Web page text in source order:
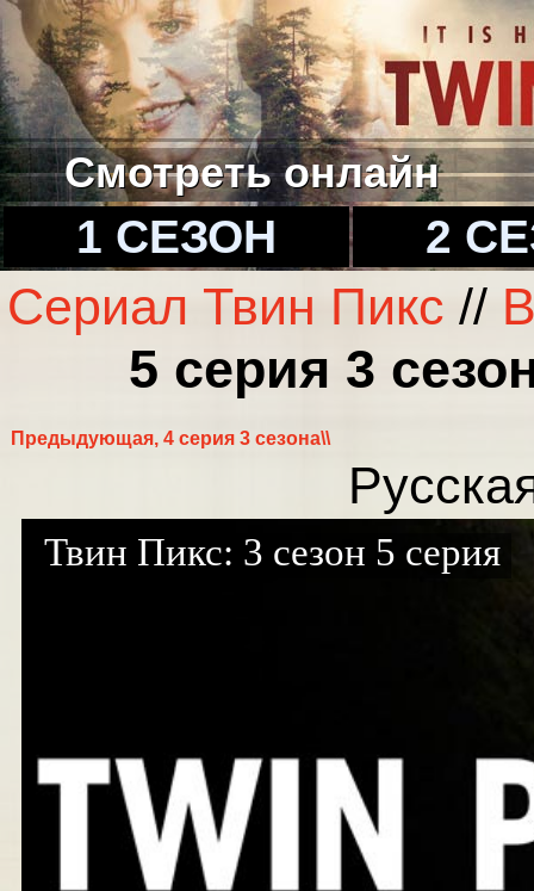
Смотреть онлайн
1 СЕЗОН 2
Сериал Твин Пикс //
5 серия 3
Предыдующая, 4 серия 3 сезона\\
Твин Пикс: 3 сезон 5 серия